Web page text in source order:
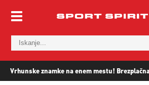
Vrhunske znamke na enem mestu!